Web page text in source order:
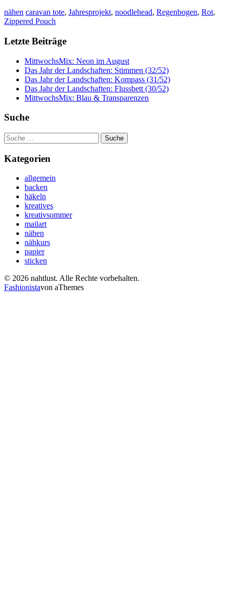
nähen caravan tote, Jahresprojekt, noodlehead, Regenbogen, Rot,
Zippered Pouch
Letzte Beiträge
MittwochsMix: Neon im August
Das Jahr der Landschaften: Stimmen (32/52)
Das Jahr der Landschaften: Kompass (31/52)
Das Jahr der Landschaften: Flussbett (30/52)
MittwochsMix: Blau & Transparenzen
Suche
Suche
nach:
Kategorien
allgemein
backen
häkeln
kreatives
kreativsommer
mailart
nähen
nähkurs
papier
sticken
© 2026 nahtlust. Alle Rechte vorbehalten.
Fashionistavon aThemes